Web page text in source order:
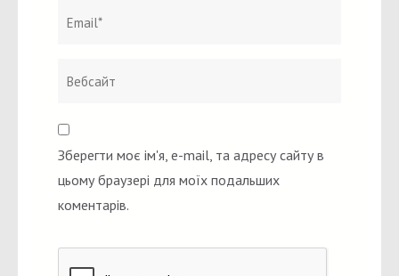
Зберегти моє ім'я, e-mail, та адресу сайту в
цьому браузері для моїх подальших
коментарів.